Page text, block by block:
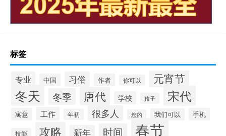
标签
专业 中国 习俗 作者 你可以 元宵节
冬天 冬季 唐代 学校 孩子 宋代
寓意 工作 年初 很多人 您的 我们可以 手机
技能 攻略 新年 时间 春节